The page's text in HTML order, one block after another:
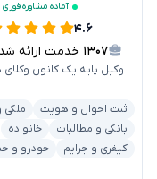
آماده مشاوره فوری
۴.۶
۱۳۰۷ خدمت ارائه شده
وکیل پایه یک کانون وکلای
ثبت احوال و هویت
ملکی
بانکی و مطالبات
خانواده
کیفری و جرایم
خودرو و